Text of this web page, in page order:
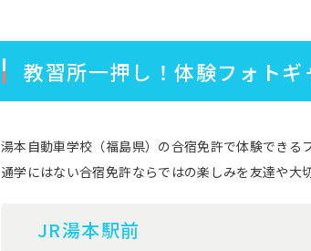
教習所一押し！体験フォトギ
湯本自動車学校（福島県）の合宿免許で体験できる
通学にはない合宿免許ならではの楽しみを友達や大
JR湯本駅前